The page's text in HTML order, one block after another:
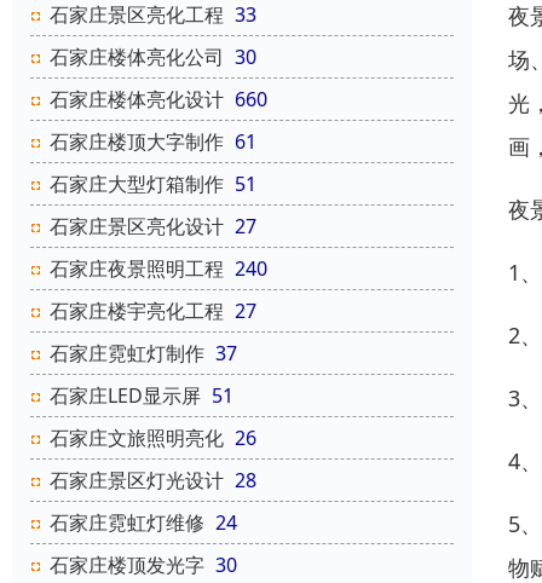
石家庄景区亮化工程 33
石家庄楼体亮化公司 30
石家庄楼体亮化设计 660
石家庄楼顶大字制作 61
石家庄大型灯箱制作 51
石家庄景区亮化设计 27
石家庄夜景照明工程 240
石家庄楼宇亮化工程 27
石家庄霓虹灯制作 37
石家庄LED显示屏 51
石家庄文旅照明亮化 26
石家庄景区灯光设计 28
石家庄霓虹灯维修 24
石家庄楼顶发光字 30
夜
场
光
画
夜
1
2
3
4
5
物